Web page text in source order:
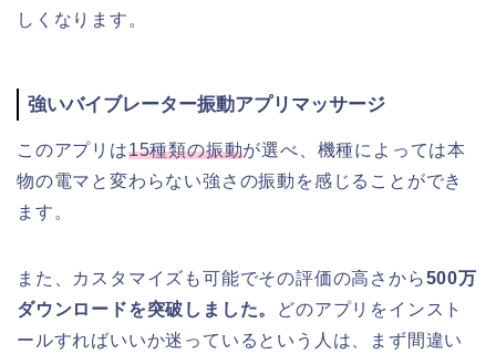
しくなります。
強いバイブレーター振動アプリマッサージ
このアプリは15種類の振動が選べ、機種によっては本
物の電マと変わらない強さの振動を感じることができ
ます。
また、カスタマイズも可能でその評価の高さから500万
ダウンロードを突破しました。
どのアプリをインスト
ールすればいいか迷っているという人は、まず間違い